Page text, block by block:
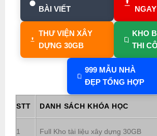
BÀI VIẾT
NGAY
THƯ VIỆN XÂY
DỰNG 30GB
KHO
THI
999 MẪU NHÀ
ĐẸP TỔNG HỢP
STT DANH SÁCH KHÓA HỌC
1 Full Kho tài liệu xây dựng 30GB